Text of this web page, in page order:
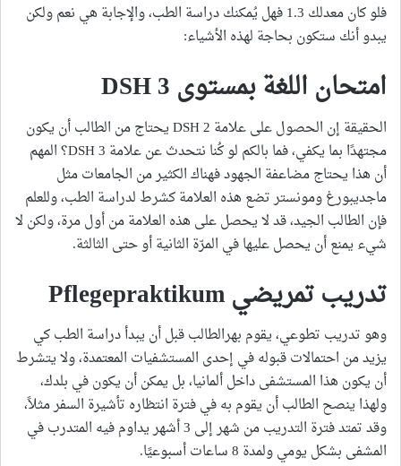
فلو كان معدلك 1.3 فهل يُمكنك دراسة الطب، والإجابة هي نعم ولكن
يبدو أنك ستكون بحاجة لهذه الأشياء:
امتحان اللغة بمستوى DSH 3
الحقيقة إن الحصول على علامة DSH 2 يحتاج من الطالب أن يكون
مجتهدًا بما يكفي، فما بالكم لو كُنا نتحدث عن علامة DSH 3؟ المهم
أن هذا يحتاج مضاعفة الجهود فهناك الكثير من الجامعات مثل
ماجديبورغ ومونستر تضع هذه العلامة كشرط لدراسة الطب، وللعلم
فإن الطالب الجيد، قد لا يحصل على هذه العلامة من أول مرة، ولكن لا
شيء يمنع أن يحصل عليها في المرّة الثانية أو حتى الثالثة.
تدريب تمريضي Pflegepraktikum
وهو تدريب تطوعي، يقوم بهرالطالب قبل أن يبدأ دراسة الطب كي
يزيد من احتمالات قبوله في إحدى المستشفيات المعتمدة، ولا يتشرط
أن يكون هذا المستشفى داخل ألمانيا، بل يمكن أن يكون في بلدك،
ولهذا ينصح الطالب أن يقوم به في فترة انتظاره تأشيرة السفر مثلاً،
وقد تمتد فترة التدريب من شهر إلى 3 أشهر يداوم فيه المتدرب في
المشفى بشكل يومي ولمدة 8 ساعات أسبوعيًا.